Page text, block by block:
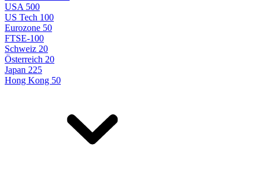
USA 500
US Tech 100
Eurozone 50
FTSE-100
Schweiz 20
Österreich 20
Japan 225
Hong Kong 50